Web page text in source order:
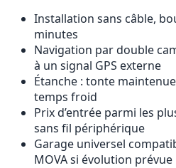
Installation sans câble,
minutes
Navigation par double
à un signal GPS externe
Étanche : tonte
temps froid
Prix d’entrée parmi les
sans fil périphérique
Garage universel
MOVA si évolution prévue